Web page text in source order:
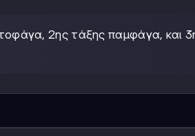
2ης τάξης παμφάγα, και